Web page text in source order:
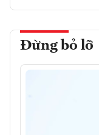
Đừng bỏ lỡ